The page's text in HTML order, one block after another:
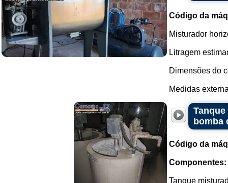
Código da
Misturador
Litragem
Dimensões do
Medidas
bomba
Código da
Componentes:
Tanque